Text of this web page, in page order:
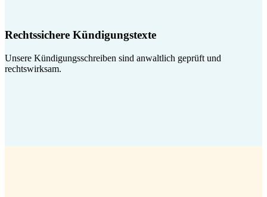
Rechtssichere Kündigungstexte
Unsere Kündigungsschreiben sind anwaltlich geprüft und
rechtswirksam.